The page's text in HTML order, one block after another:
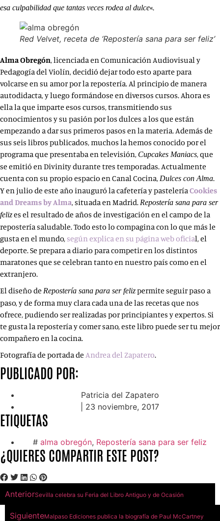
esa culpabilidad que tantas veces rodea al dulce«.
Red Velvet, receta de ‘Repostería sana para ser feliz’
Alma Obregón, licenciada en Comunicación Audiovisual y
Pedagogía del Violín, decidió dejar todo esto aparte para
volcarse en su amor por la repostería. Al principio de manera
autodidacta, y luego formándose en diversos cursos. Ahora es
ella la que imparte esos cursos, transmitiendo sus
conocimientos y su pasión por los dulces a los que están
empezando a dar sus primeros pasos en la materia. Además de
sus seis libros publicados, muchos la hemos conocido por el
programa que presentaba en televisión, Cupcakes Maniacs, que
se emitió en Divinity durante tres temporadas. Actualmente
cuenta con su propio espacio en Canal Cocina, Dulces con Alma.
Y en julio de este año inauguró la cafetería y pasteleríaCookies
and Dreams by Alma, situada en Madrid. Repostería sana para ser
felizes el resultado de años de investigación en el campo de la
repostería saludable. Todo esto lo compagina con lo que más le
gusta en el mundo,según explica en su página web oficial, el
deporte. Se prepara a diario para competir en los distintos
maratones que se celebran tanto en nuestro país como en el
extranjero.
El diseño de Repostería sana para ser felizpermite seguir paso a
paso, y de forma muy clara cada una de las recetas que nos
ofrece, pudiendo ser realizadas por principiantes y expertos. Si
te gusta la repostería y comer sano, este libro puede ser tu mejor
compañero en la cocina.
Fotografía de portada de Andrea del Zapatero.
PUBLICADO POR:
Patricia del Zapatero
23 noviembre, 2017
ETIQUETAS
# alma obregón, Repostería sana para ser feliz
¿QUIERES COMPARTIR ESTE POST?
AnteriorSevilla celebra su Feria del Libro Antiguo y de Ocasión
SiguienteMalpaso Ediciones publica la biografía de Paul McCartney